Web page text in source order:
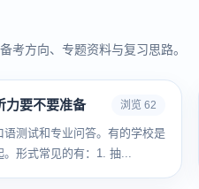
考方向、专题资料与复习思路。
力要不要准备 浏览 62
测试和专业问答。有的学校是
形式常见的有：1. 抽...